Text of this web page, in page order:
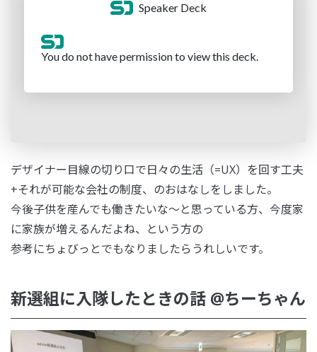
デザイナー目線の切り口で日々の生活（=UX）を回す工夫
+それが可能な会社の制度、のおはなしをしました。
今後子供を産んでも働きたいな〜と思っている方、今度家
に家族が増えるんだよね、という方の
参考にちょびっとでもなりましたらうれしいです。
新選組に入隊したときの話 @ちーちゃん